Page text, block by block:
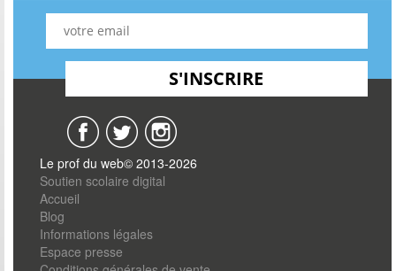
Le prof du web© 2013-2026
Soutien scolaire digital
Accueil
Blog
Informations légales
Espace presse